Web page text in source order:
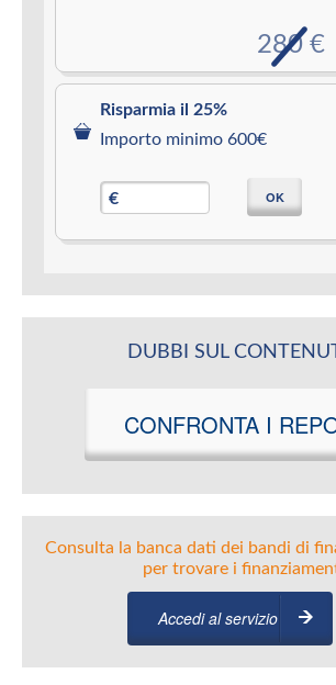
280 €
Risparmia il 25%
Importo minimo 600€
€ OK
DUBBI SUL
CONFRONTA I
Consulta la banca dati dei bandi di
per trovare i
Accedi al servizio